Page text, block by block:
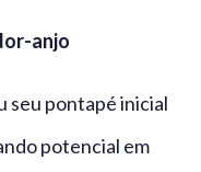
anjo
seu pontapé inicial
potencial em